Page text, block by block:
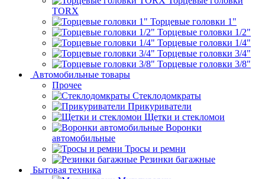
TORX
Торцевые головки 1"
Торцевые головки 1/2"
Торцевые головки 1/4"
Торцевые головки 3/4"
Торцевые головки 3/8"
Автомобильные товары
Прочее
Стеклодомкраты
Прикуриватели
Щетки и стекломои
Воронки
автомобильные
Тросы и ремни
Резинки багажные
Бытовая техника